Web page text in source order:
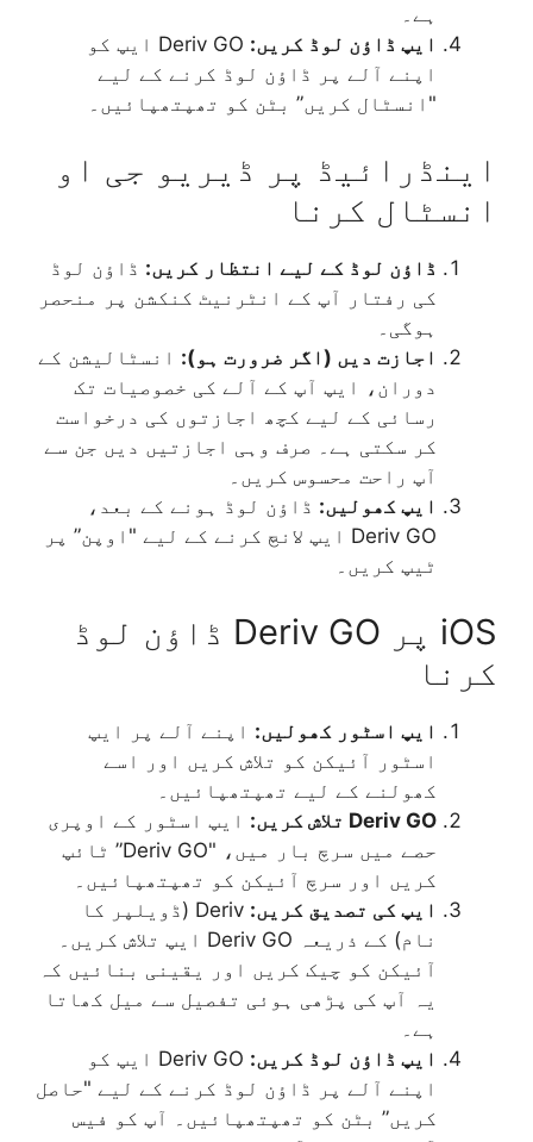
ہے۔
ایپ ڈاؤن لوڈ کریں:
Deriv GO ایپ کو
اپنے آلے پر ڈاؤن لوڈ کرنے کے لیے
"انسٹال کریں” بٹن کو تھپتھپائیں۔
اینڈرائیڈ پر ڈیریو جی او
انسٹال کرنا
ڈاؤن لوڈ کے لیے انتظار کریں: ڈاؤن لوڈ
کی رفتار آپ کے انٹرنیٹ کنکشن پر منحصر
ہوگی۔
اجازت دیں (اگر ضرورت ہو): انسٹالیشن کے
دوران، ایپ آپ کے آلے کی خصوصیات تک
رسائی کے لیے کچھ اجازتوں کی درخواست
کر سکتی ہے۔ صرف وہی اجازتیں دیں جن سے
آپ راحت محسوس کریں۔
ایپ کھولیں: ڈاؤن لوڈ ہونے کے بعد،
Deriv GO ایپ لانچ کرنے کے لیے "اوپن” پر
ٹیپ کریں۔
iOS پر Deriv GO ڈاؤن لوڈ
کرنا
ایپ اسٹور کھولیں: اپنے آلے پر ایپ
اسٹور آئیکن کو تلاش کریں اور اسے
کھولنے کے لیے تھپتھپائیں۔
Deriv GO تلاش کریں:
ایپ اسٹور کے اوپری
حصے میں سرچ بار میں، "Deriv GO” ٹائپ
کریں اور سرچ آئیکن کو تھپتھپائیں۔
ایپ کی تصدیق کریں:
Deriv (ڈویلپر کا
نام) کے ذریعہ Deriv GO ایپ تلاش کریں۔
آئیکن کو چیک کریں اور یقینی بنائیں کہ
یہ آپ کی پڑھی ہوئی تفصیل سے میل کھاتا
ہے۔
ایپ ڈاؤن لوڈ کریں:
Deriv GO ایپ کو
اپنے آلے پر ڈاؤن لوڈ کرنے کے لیے "حاصل
کریں” بٹن کو تھپتھپائیں۔ آپ کو فیس